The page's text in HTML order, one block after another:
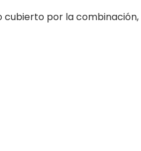
cubierto por la